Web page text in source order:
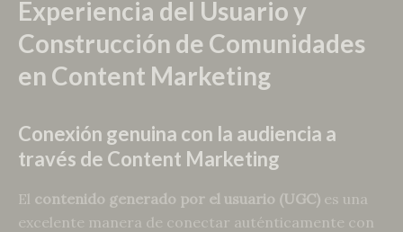
Experiencia del Usuario y
Construcción de Comunidades
en Content Marketing
Conexión genuina con la audiencia a
través de Content Marketing
El contenido generado por el usuario (UGC) es una
excelente manera de conectar auténticamente con